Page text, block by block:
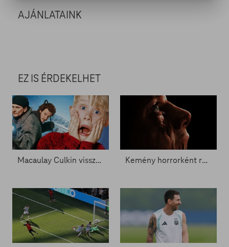
AJÁNLATAINK
EZ IS ÉRDEKELHET
Macaulay Culkin visszatérhet Kevinként - Zacc nélkül 2096. Kemény horrorként rúghatja be az ajtót Agyagpofa - Zacc nélkül 2093.